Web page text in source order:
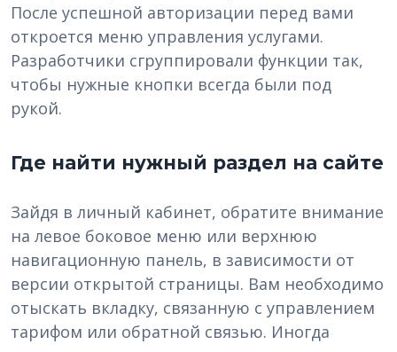
После успешной авторизации перед вами
откроется меню управления услугами.
Разработчики сгруппировали функции так,
чтобы нужные кнопки всегда были под
рукой.
Где найти нужный раздел на сайте
Зайдя в личный кабинет, обратите внимание
на левое боковое меню или верхнюю
навигационную панель, в зависимости от
версии открытой страницы. Вам необходимо
отыскать вкладку, связанную с управлением
тарифом или обратной связью. Иногда